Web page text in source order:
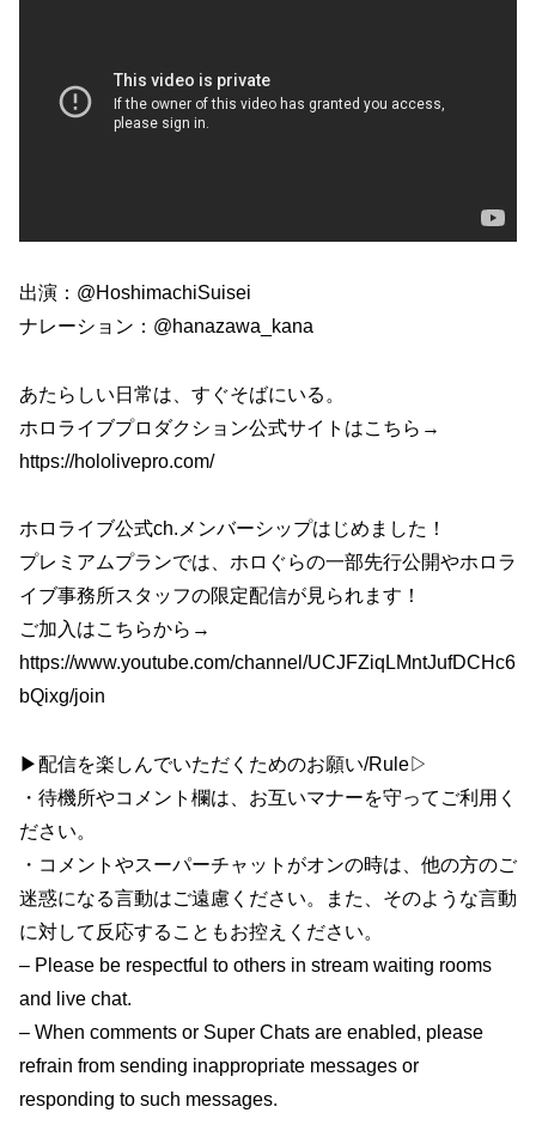
出演：@HoshimachiSuisei
ナレーション：@hanazawa_kana
あたらしい日常は、すぐそばにいる。
ホロライブプロダクション公式サイトはこちら→
https://hololivepro.com/
ホロライブ公式ch.メンバーシップはじめました！
プレミアムプランでは、ホロぐらの一部先行公開やホロラ
イブ事務所スタッフの限定配信が見られます！
ご加入はこちらから→
https://www.youtube.com/channel/UCJFZiqLMntJufDCHc6
bQixg/join
▶配信を楽しんでいただくためのお願い/Rule▷
・待機所やコメント欄は、お互いマナーを守ってご利用く
ださい。
・コメントやスーパーチャットがオンの時は、他の方のご
迷惑になる言動はご遠慮ください。また、そのような言動
に対して反応することもお控えください。
– Please be respectful to others in stream waiting rooms
and live chat.
– When comments or Super Chats are enabled, please
refrain from sending inappropriate messages or
responding to such messages.